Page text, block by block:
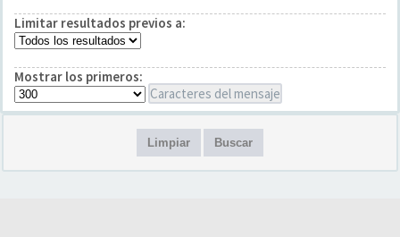
Limitar resultados previos a:
Mostrar los primeros:
Caracteres del mensaje
Limpiar Buscar